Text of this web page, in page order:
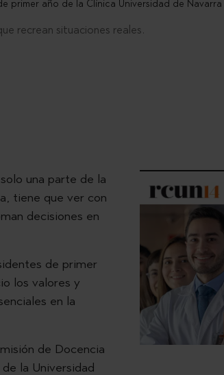
recrean situaciones reales.
una parte de la
tiene que ver con
decisiones en
de primer
los valores y
en la
de Docencia
la Universidad